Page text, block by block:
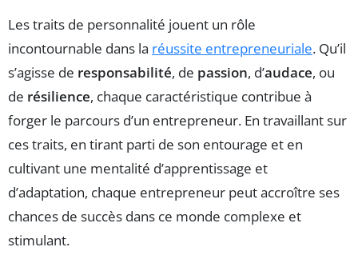
Les traits de personnalité jouent un rôle
incontournable dans la réussite entrepreneuriale. Qu’il
s’agisse de responsabilité, de passion, d’audace, ou
de résilience, chaque caractéristique contribue à
forger le parcours d’un entrepreneur. En travaillant sur
ces traits, en tirant parti de son entourage et en
cultivant une mentalité d’apprentissage et
d’adaptation, chaque entrepreneur peut accroître ses
chances de succès dans ce monde complexe et
stimulant.